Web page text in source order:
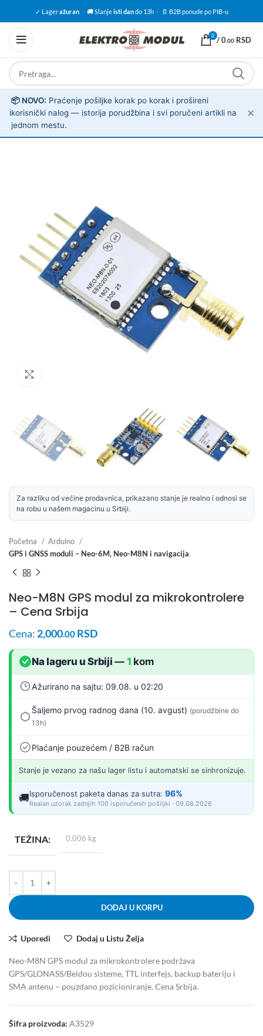
✓ Lageražuran · 🚚 Slanjeisti dando 13h · 📄 B2B ponude po PIB-u
0 /0.00 RSD
ℹ️
📦 NOVO: Praćenje pošiljke korak po korak i prošireni
korisnički nalog — istorija porudžbina i svi poručeni artikli na
jednom mestu.
✕
Za razliku od većine prodavnica, prikazano stanje je realno i odnosi se
na robu u našem magacinu u Srbiji.
Početna
Arduino
GPS i GNSS moduli – Neo-6M, Neo-M8N i navigacija
Neo-M8N GPS modul za mikrokontrolere
– Cena Srbija
Cena: 2,000.00 RSD
Na lageru u Srbiji — 1 kom
Ažurirano na sajtu: 09.08. u 02:20
Šaljemo prvog radnog dana (10. avgust) (porudžbine do
13h)
Plaćanje pouzećem / B2B račun
Stanje je vezano za našu lager listu i automatski se sinhronizuje.
🚚Isporučenost paketa danas za sutra: 96%
Realan uzorak zadnjih 100 isporučenih pošiljki · 09.08.2026
TEŽINA 0.006 kg
DODAJ U KORPU
Uporedi Dodaj u Listu Želja
Neo-M8N GPS modul za mikrokontrolere podržava
GPS/GLONASS/Beidou sisteme, TTL interfejs, backup bateriju i
SMA antenu – pouzdano pozicioniranje. Cena Srbija.
Šifra proizvoda: A3529